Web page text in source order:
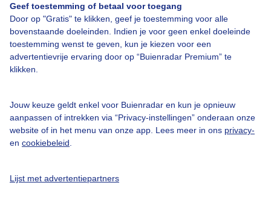
Geef toestemming of betaal voor toegang
Door op "Gratis" te klikken, geef je toestemming voor alle
bovenstaande doeleinden. Indien je voor geen enkel doeleinde
toestemming wenst te geven, kun je kiezen voor een
advertentievrije ervaring door op “Buienradar Premium” te
klikken.
Jouw keuze geldt enkel voor Buienradar en kun je opnieuw
aanpassen of intrekken via “Privacy-instellingen” onderaan onze
website of in het menu van onze app. Lees meer in ons privacy-
en cookiebeleid
Lijst met advertentiepartners
Toegankelijkheid
Gebruikersvoorwaarden
Adverteren
Privacy beleid
Cookie beleid
Privacy instellingen